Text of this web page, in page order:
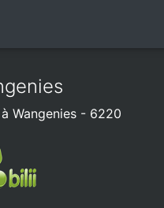
Wangenies - 6220